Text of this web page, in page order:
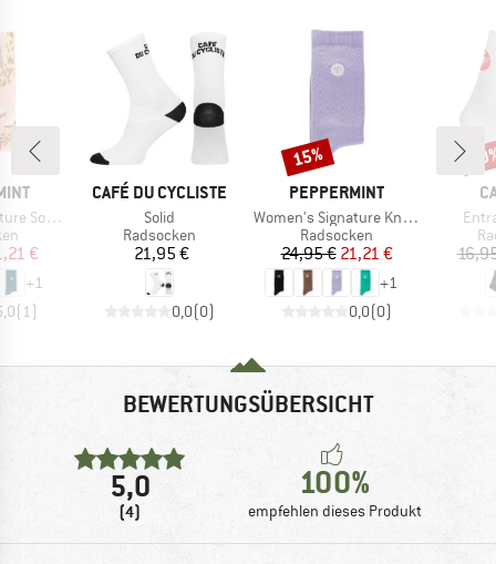
Print
Preis
€
+1
(1)
MARKE
CAFÉ DU CYCLISTE
Artikel
Solid
Produktgruppe
Radsocken
Preis
21,95 €
0,0(0)
MARKE
PEPPERMINT
Artikel
Women's Signature Knitted Socks
Produktgruppe
Radsocken
Preis
24,95 €reduzierter Preis
21,21 €
+1
0,0(0)
Rabatt
15%
BEWERTUNGSÜBERSICHT
5,0
(4)
100%
empfehlen dieses Produkt